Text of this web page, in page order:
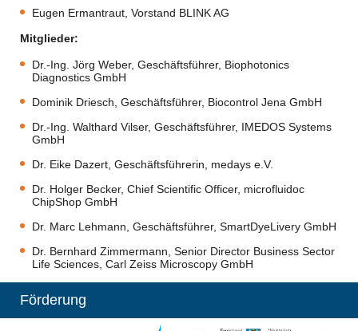
Eugen Ermantraut, Vorstand BLINK AG
Mitglieder:
Dr.-Ing. Jörg Weber, Geschäftsführer, Biophotonics
Diagnostics GmbH
Dominik Driesch, Geschäftsführer, Biocontrol Jena GmbH
Dr.-Ing. Walthard Vilser, Geschäftsführer, IMEDOS Systems
GmbH
Dr. Eike Dazert, Geschäftsführerin, medays e.V.
Dr. Holger Becker, Chief Scientific Officer, microfluidoc
ChipShop GmbH
Dr. Marc Lehmann, Geschäftsführer, SmartDyeLivery GmbH
Dr. Bernhard Zimmermann, Senior Director Business Sector
Life Sciences, Carl Zeiss Microscopy GmbH
Förderung